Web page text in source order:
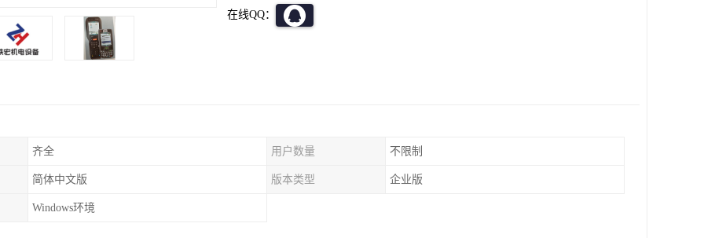
在线QQ：
齐全 用户数量 不限制
简体中文版 版本类型 企业版
Windows环境